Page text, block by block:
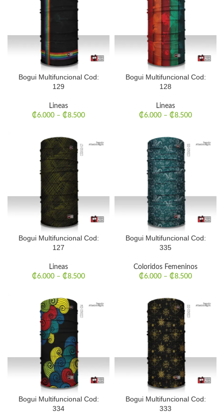
Bogui Multifuncional Cod:
129
Lineas
₡6.000 – ₡8.500
Bogui Multifuncional Cod:
128
Lineas
₡6.000 – ₡8.500
Bogui Multifuncional Cod:
127
Lineas
₡6.000 – ₡8.500
Bogui Multifuncional Cod:
335
Coloridos Femeninos
₡6.000 – ₡8.500
Bogui Multifuncional Cod:
334
Bogui Multifuncional Cod:
333